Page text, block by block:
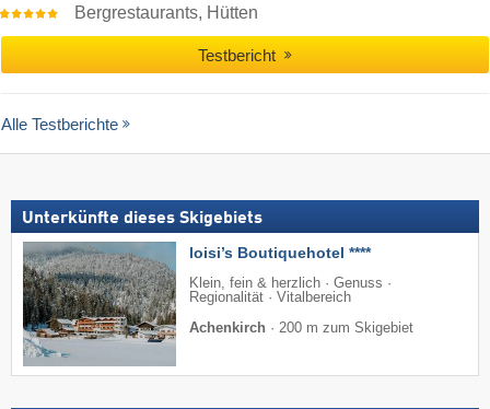
Bergrestaurants, Hütten
Testbericht
Alle Testberichte
Unterkünfte dieses Skigebiets
loisi’s Boutiquehotel ****
Klein, fein & herzlich · Genuss ·
Regionalität · Vitalbereich
Achenkirch · 200 m zum Skigebiet